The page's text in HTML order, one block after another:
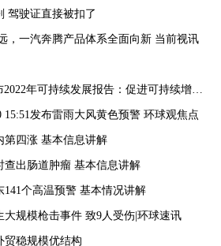
驾驶证直接被扣了
，一汽奔腾产品体系全面向新 当前视讯
持续发展报告：促进可持续增长，共筑美好未来
15:51发布雷雨大风黄色预警 环球观焦点
第四涨 基本信息讲解
查出肠道肿瘤 基本信息讲解
个高温预警 基本情况讲解
大规模枪击事件 致9人受伤|环球速讯
贸稳规模优结构